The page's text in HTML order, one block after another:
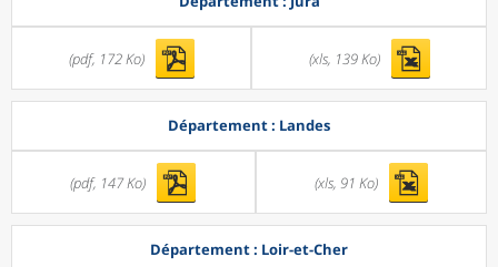
(pdf, 172 Ko) (xls, 139 Ko)
Département : Landes
(pdf, 147 Ko) (xls, 91 Ko)
Département : Loir-et-Cher